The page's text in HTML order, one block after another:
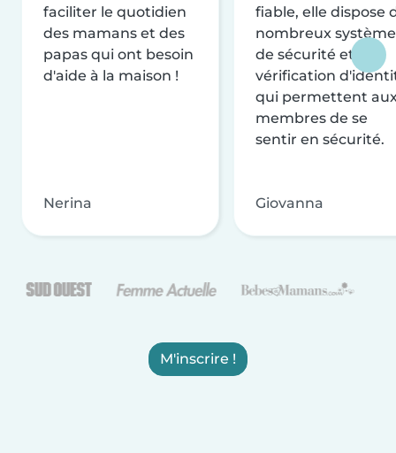
faciliter le quotidien
des mamans et des
papas qui ont besoin
d'aide à la maison !
Nerina
fiable, elle dispose
nombreux
de sécurité et de
vérification
qui permettent
membres de se
sentir en sécurité.
Giovanna
M'inscrire !